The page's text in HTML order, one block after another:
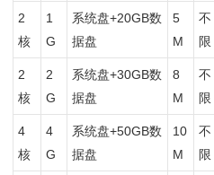
2
核
1
G
系统盘+20GB数
据盘
5
M
不
限
2
核
2
G
系统盘+30GB数
据盘
8
M
不
限
4
核
4
G
系统盘+50GB数
据盘
10
M
不
限